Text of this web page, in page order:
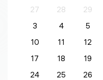
27
28 29
3
4 5
10
11 12
17
18 19
24
25 26